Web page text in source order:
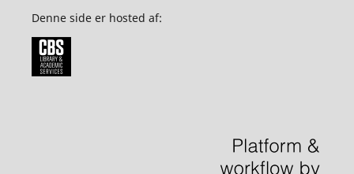
Denne side er hosted af: